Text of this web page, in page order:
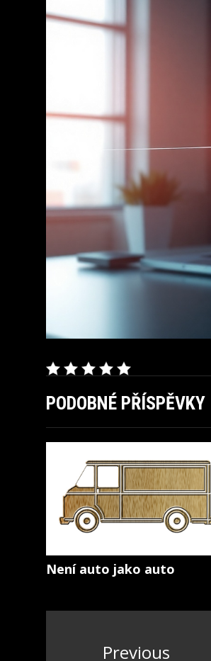
PODOBNÉ PŘÍSPĚVKY
Není auto jako auto
Previous